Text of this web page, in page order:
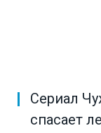
Сериал
спасает